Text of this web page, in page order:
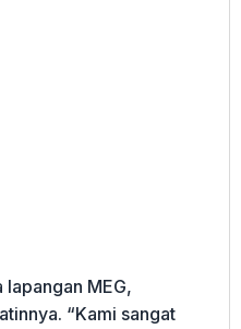
MEG,
“Kami sangat